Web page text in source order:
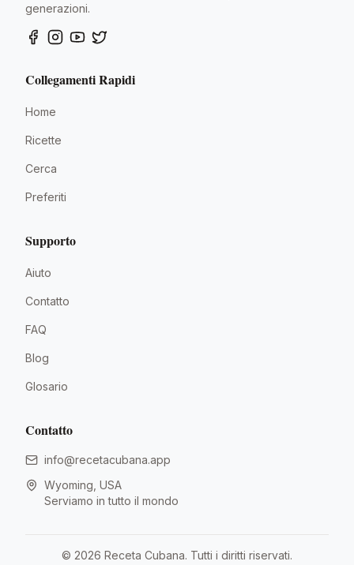
generazioni.
Collegamenti Rapidi
Home
Ricette
Cerca
Preferiti
Supporto
Aiuto
Contatto
FAQ
Blog
Glosario
Contatto
info@recetacubana.app
Wyoming, USA
Serviamo in tutto il mondo
© 2026 Receta Cubana. Tutti i diritti riservati.